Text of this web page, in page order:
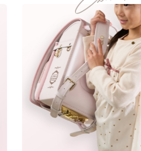
愛あるメッセージで毎
MATERIAL
人工皮革157シボ
「157シボ」というマットな
施した人工皮革。傷に強くな
りデザイン性の高い風合いにな
傷つきにくさ ★★★★★
★★★★★
★★★★☆
06
ネーム
プレート
ランド
リメ
manyukaban - 01
色あせない個性に
カラーとデザイ